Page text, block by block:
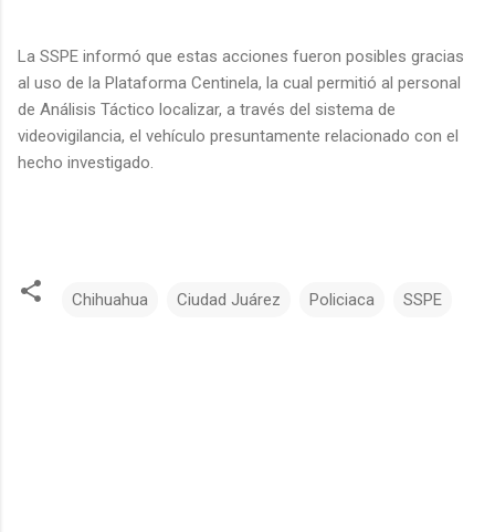
La SSPE informó que estas acciones fueron posibles gracias
al uso de la Plataforma Centinela, la cual permitió al personal
de Análisis Táctico localizar, a través del sistema de
videovigilancia, el vehículo presuntamente relacionado con el
hecho investigado.
Chihuahua Ciudad Juárez Policiaca SSPE